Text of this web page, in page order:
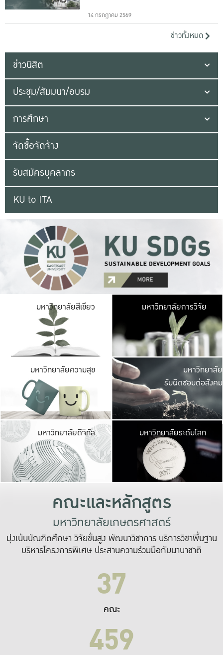
14 กรกฎาคม 2569
ข่าวทั้งหมด
ข่าวนิสิต
ประชุม/สัมมนา/อบรม
การศึกษา
จัดซื้อจัดจ้าง
รับสมัครบุคลากร
KU to ITA
มหาวิทยาลัยสีเขียว มหาวิ
มีพื้นที่เขียวสดใส
เป็นป่าในเมือง เกษต
มหาวิทยาลัยการวิจัย
มหาวิทยาลัยความสุข มหาวิ
ค
เปิดประ
และพบเรื่องราวใ
มหาวิทยาลัย
รับผิดชอบต่อสังคม
มหาวิทยาลัยดิจิทัล มหาวิ
เปลี่ยนแปลง แล
เพื่อทำง
ระบบสารสนเทศ
มหาวิทยาลัยระดับโลก
คณะและหลักสูตร
มหาวิทยาลัยเกษตรศาสตร์
มุ่งเน้นบัณฑิตศึกษา วิจัยขั้นสูง พัฒนาวิชาการ บริการวิชาพื้นฐาน
บริหารโครงการพิเศษ ประสานความร่วมมือกับนานาชาติ
37
คณะ
459